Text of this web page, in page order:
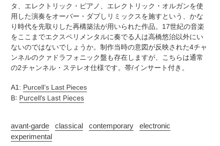
ン
デ
ィ
シ
ョ
ン
表
に
つ
タ、エレクトリック・ピアノ、エレクトリック・オルガンを使
用した演奏をオーバー・ダブしリミックスを施すという、かな
り時代を先取りした再構築法が用いられた作品。17世紀の音楽
をここまでエクスペリメンタルに奏でる人は高橋悠治以外にい
ないのではないでしょうか。制作当時の意図が反映された4チャ
ンネルのクァドラフォニック盤も存在しますが、こちらは通常
の2チャンネル・ステレオ仕様です。帯/インサート付き。
A1: Purcell’s Last Pieces
B: Purcell’s Last Pieces
avant-garde classical contemporary
electronic
experimental